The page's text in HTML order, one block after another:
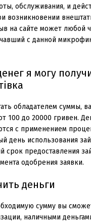
обслуживания, и
возникновении
на сайте может любой
с данной
я могу
обладателем суммы,
100 до 20000 гривен.
с применением
день использования
срок предоставления
одобрения заявки.
деньги
сумму вы
наличными